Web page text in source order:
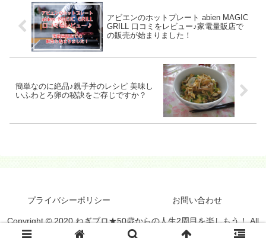
アビエンのホットプレート abien MAGIC
GRILL 口コミをレビュー♪家電量販店で
の販売が始まりました！
簡単なのに絶品♪親子丼のレシピ 美味し
いふわとろ卵の秘訣をご存じですか？
プライバシーポリシー お問い合わせ
Copyright © 2020 ねぎブロ★50歳からの人生2周目を楽しもう！ All
Rights Reserved.